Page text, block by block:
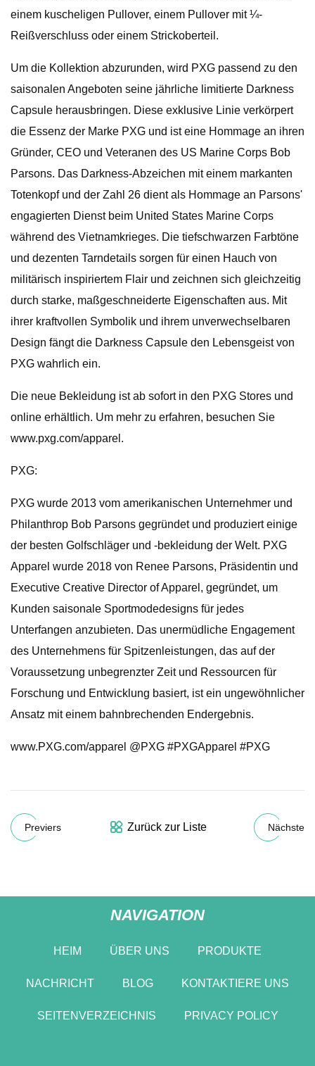
einem kuscheligen Pullover, einem Pullover mit ¼-
Reißverschluss oder einem Strickoberteil.
Um die Kollektion abzurunden, wird PXG passend zu den
saisonalen Angeboten seine jährliche limitierte Darkness
Capsule herausbringen. Diese exklusive Linie verkörpert
die Essenz der Marke PXG und ist eine Hommage an ihren
Gründer, CEO und Veteranen des US Marine Corps Bob
Parsons. Das Darkness-Abzeichen mit einem markanten
Totenkopf und der Zahl 26 dient als Hommage an Parsons'
engagierten Dienst beim United States Marine Corps
während des Vietnamkrieges. Die tiefschwarzen Farbtöne
und dezenten Tarndetails sorgen für einen Hauch von
militärisch inspiriertem Flair und zeichnen sich gleichzeitig
durch starke, maßgeschneiderte Eigenschaften aus. Mit
ihrer kraftvollen Symbolik und ihrem unverwechselbaren
Design fängt die Darkness Capsule den Lebensgeist von
PXG wahrlich ein.
Die neue Bekleidung ist ab sofort in den PXG Stores und
online erhältlich. Um mehr zu erfahren, besuchen Sie
www.pxg.com/apparel.
PXG:
PXG wurde 2013 vom amerikanischen Unternehmer und
Philanthrop Bob Parsons gegründet und produziert einige
der besten Golfschläger und -bekleidung der Welt. PXG
Apparel wurde 2018 von Renee Parsons, Präsidentin und
Executive Creative Director of Apparel, gegründet, um
Kunden saisonale Sportmodedesigns für jedes
Unterfangen anzubieten. Das unermüdliche Engagement
des Unternehmens für Spitzenleistungen, das auf der
Voraussetzung unbegrenzter Zeit und Ressourcen für
Forschung und Entwicklung basiert, ist ein ungewöhnlicher
Ansatz mit einem bahnbrechenden Endergebnis.
www.PXG.com/apparel @PXG #PXGApparel #PXG
Previers Zurück zur Liste Nächste
NAVIGATION
HEIM ÜBER UNS PRODUKTE
NACHRICHT BLOG KONTAKTIERE UNS
SEITENVERZEICHNIS PRIVACY POLICY